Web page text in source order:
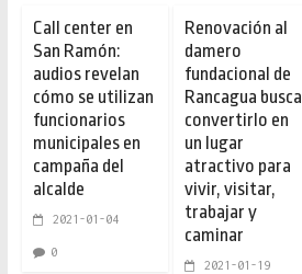
Call center en
San Ramón:
audios revelan
cómo se utilizan
funcionarios
municipales en
campaña del
alcalde
2021-01-04
0
Renovación al
damero
fundacional de
Rancagua busca
convertirlo en
un lugar
atractivo para
vivir, visitar,
trabajar y
caminar
2021-01-19